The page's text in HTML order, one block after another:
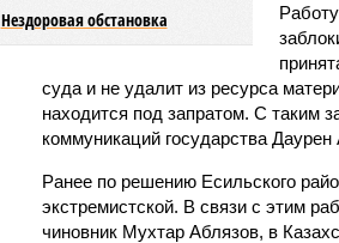
Нездоровая обстановка
суда и не удалит из ресурса
находится под запратом. С таким
коммуникаций государства Даурен
Ранее по решению Есильского
экстремистской. В связи с этим
чиновник Мухтар Аблязов, в